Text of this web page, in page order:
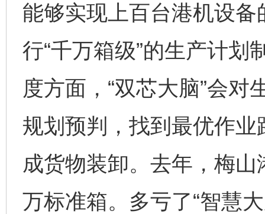
能够实现上百台港机设
行“千万箱级”的生产计划
度方面，“双芯大脑”会
规划预判，找到最优作
成货物装卸。去年，梅
万标准箱。多亏了“智慧